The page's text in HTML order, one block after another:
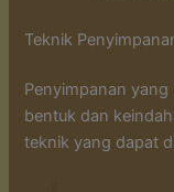
Teknik
Penyimpanan
bentuk dan
teknik yang dapat